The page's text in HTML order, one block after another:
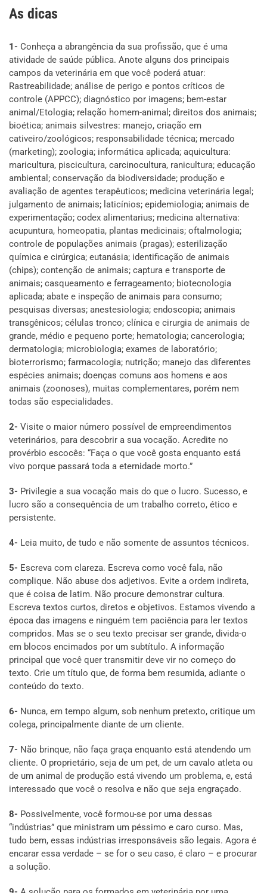
As dicas
1- Conheça a abrangência da sua profissão, que é uma
atividade de saúde pública. Anote alguns dos principais
campos da veterinária em que você poderá atuar:
Rastreabilidade; análise de perigo e pontos críticos de
controle (APPCC); diagnóstico por imagens; bem-estar
animal/Etologia; relação homem-animal; direitos dos animais;
bioética; animais silvestres: manejo, criação em
cativeiro/zoológicos; responsabilidade técnica; mercado
(marketing); zoologia; informática aplicada; aquicultura:
maricultura, piscicultura, carcinocultura, ranicultura; educação
ambiental; conservação da biodiversidade; produção e
avaliação de agentes terapêuticos; medicina veterinária legal;
julgamento de animais; laticínios; epidemiologia; animais de
experimentação; codex alimentarius; medicina alternativa:
acupuntura, homeopatia, plantas medicinais; oftalmologia;
controle de populações animais (pragas); esterilização
química e cirúrgica; eutanásia; identificação de animais
(chips); contenção de animais; captura e transporte de
animais; casqueamento e ferrageamento; biotecnologia
aplicada; abate e inspeção de animais para consumo;
pesquisas diversas; anestesiologia; endoscopia; animais
transgênicos; células tronco; clínica e cirurgia de animais de
grande, médio e pequeno porte; hematologia; cancerologia;
dermatologia; microbiologia; exames de laboratório;
bioterrorismo; farmacologia; nutrição; manejo das diferentes
espécies animais; doenças comuns aos homens e aos
animais (zoonoses), muitas complementares, porém nem
todas são especialidades.
2- Visite o maior número possível de empreendimentos
veterinários, para descobrir a sua vocação. Acredite no
provérbio escocês: “Faça o que você gosta enquanto está
vivo porque passará toda a eternidade morto.”
3- Privilegie a sua vocação mais do que o lucro. Sucesso, e
lucro são a consequência de um trabalho correto, ético e
persistente.
4- Leia muito, de tudo e não somente de assuntos técnicos.
5- Escreva com clareza. Escreva como você fala, não
complique. Não abuse dos adjetivos. Evite a ordem indireta,
que é coisa de latim. Não procure demonstrar cultura.
Escreva textos curtos, diretos e objetivos. Estamos vivendo a
época das imagens e ninguém tem paciência para ler textos
compridos. Mas se o seu texto precisar ser grande, divida-o
em blocos encimados por um subtítulo. A informação
principal que você quer transmitir deve vir no começo do
texto. Crie um título que, de forma bem resumida, adiante o
conteúdo do texto.
6- Nunca, em tempo algum, sob nenhum pretexto, critique um
colega, principalmente diante de um cliente.
7- Não brinque, não faça graça enquanto está atendendo um
cliente. O proprietário, seja de um pet, de um cavalo atleta ou
de um animal de produção está vivendo um problema, e, está
interessado que você o resolva e não que seja engraçado.
8- Possivelmente, você formou-se por uma dessas
“indústrias” que ministram um péssimo e caro curso. Mas,
tudo bem, essas indústrias irresponsáveis são legais. Agora é
encarar essa verdade – se for o seu caso, é claro – e procurar
a solução.